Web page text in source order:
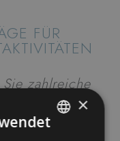
FÜR
zahlreiche
Beispiel:
×